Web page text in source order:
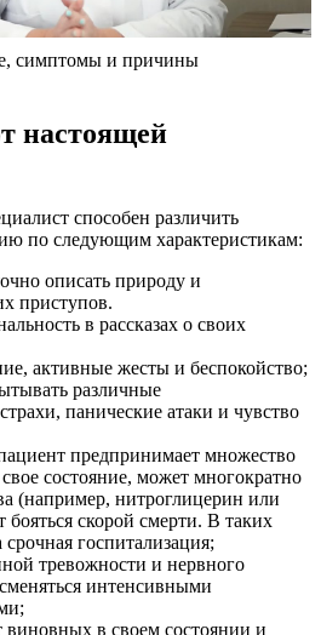
симптомы и причины
настоящей
способен различить
по следующим характеристикам:
описать природу и
приступов.
в рассказах о своих
активные жесты и беспокойство;
различные
панические атаки и чувство
предпринимает множество
состояние, может многократно
(например, нитроглицерин или
бояться скорой смерти. В таких
госпитализация;
тревожности и нервного
интенсивными
виновных в своем состоянии и